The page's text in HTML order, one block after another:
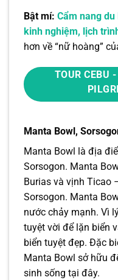
Bật mí: Cẩm nang
kinh nghiệm, lịch
hơn về “nữ hoàng”
TOUR CEBU
Manta Bowl,
Manta Bowl là địa
Sorsogon. Manta
Burias và vịnh Ticao
Sorsogon. Manta
nước chảy mạnh. Vì
tuyệt vời để lặn biển
biển tuyệt đẹp. Đặc
Manta Bowl sở hữu
sinh sống tại đây.